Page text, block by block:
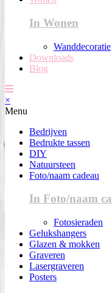
In Wonen
Wanddecoratie
Downloads
Blog
×
Menu
Bedrijven
Bedrukte tassen
DIY
Natuursteen
Foto/naam cadeau
In Foto/naam
Fotosieraden
Gelukshangers
Glazen & mokken
Graveren
Lasergraveren
Posters